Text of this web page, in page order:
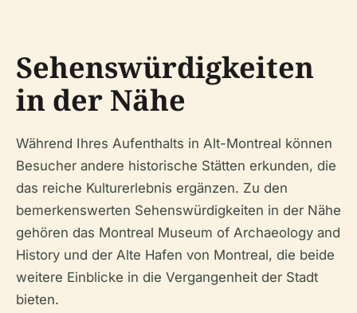
Sehenswürdigkeiten
in der Nähe
Während Ihres Aufenthalts in Alt-Montreal können
Besucher andere historische Stätten erkunden, die
das reiche Kulturerlebnis ergänzen. Zu den
bemerkenswerten Sehenswürdigkeiten in der Nähe
gehören das Montreal Museum of Archaeology and
History und der Alte Hafen von Montreal, die beide
weitere Einblicke in die Vergangenheit der Stadt
bieten.